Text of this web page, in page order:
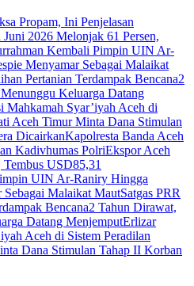
Propam, Ini Penjelasan
2026 Melonjak 61 Persen,
Kembali Pimpin UIN Ar-
Menyamar Sebagai Malaikat
Pertanian Terdampak Bencana2
Keluarga Datang
Mahkamah Syar’iyah Aceh di
Aceh Timur Minta Dana Stimulan
DicairkanKapolresta Banda Aceh
Kadivhumas PolriEkspor Aceh
USD85,31
UIN Ar-Raniry Hingga
Malaikat MautSatgas PRR
Bencana2 Tahun Dirawat,
Datang MenjemputErlizar
Aceh di Sistem Peradilan
Dana Stimulan Tahap II Korban